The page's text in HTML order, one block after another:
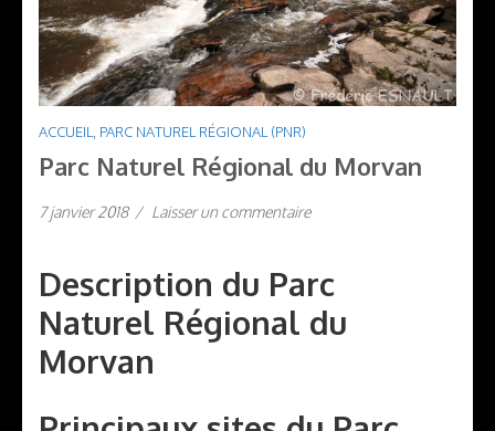
ACCUEIL, PARC NATUREL RÉGIONAL (PNR)
Parc Naturel Régional du Morvan
7 janvier 2018 / Laisser un commentaire
Description du Parc
Naturel Régional du
Morvan